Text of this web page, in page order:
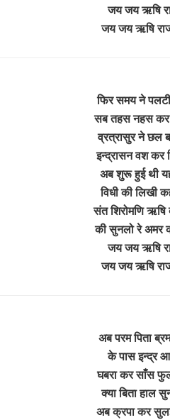
जय जय ऋषि
जय जय ऋषि
फिर समय ने पलटी
सब तहस नहस कर
व्रत्रासुर ने छल
इन्द्रासन वश कर
अब शुरू हुई थी
विधी की लिखी
संत शिरोमणि ऋषि
की सुनलो रे अमर
जय जय ऋषि
जय जय ऋषि
अब परम पिता
के पास इन्द्र
घबरा कर साँस
क्या बिता हाल
अब क्रपा कर